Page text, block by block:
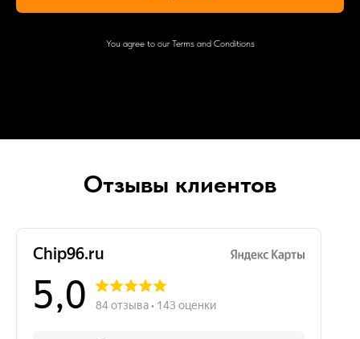
You agree to our Terms and Conditions
Отзывы клиентов